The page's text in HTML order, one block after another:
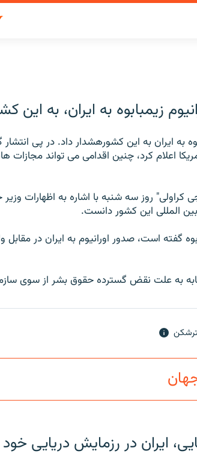
زیمبابوه به ایران، به این
به ایران به این کشورهشدار داد. در پی
اعلام کرد، چنین اقدامی می تواند مجازات
روز سه شنبه با اشاره به اظهارات وزیر
المللی این کشور دانست.
گفته است، صدور اورانیوم به ایران در
به علت نقض گسترده حقوق بشر از سوی
ایران در رزمایش